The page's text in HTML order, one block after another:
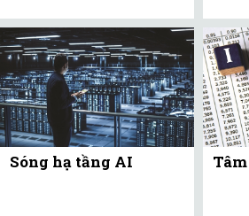
Sóng hạ tầng AI